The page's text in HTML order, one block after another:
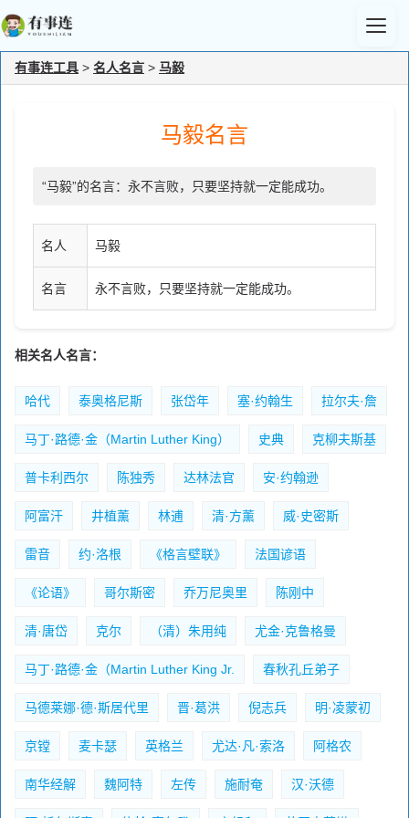
有事连工具 > 名人名言 > 马毅
马毅名言
“马毅”的名言：永不言败，只要坚持就一定能成功。
名人 马毅
名言 永不言败，只要坚持就一定能成功。
相关名人名言：
哈代 泰奥格尼斯 张岱年 塞·约翰生 拉尔夫·詹
马丁·路德·金（Martin Luther King） 史典 克柳夫斯基
普卡利西尔 陈独秀 达林法官 安·约翰逊
阿富汗 井植薰 林逋 清·方薰 威·史密斯
雷音 约·洛根 《格言壁联》 法国谚语
《论语》 哥尔斯密 乔万尼奥里 陈刚中
清·唐岱 克尔 （清）朱用纯 尤金·克鲁格曼
马丁·路德·金（Martin Luther King Jr. 春秋孔丘弟子
马德莱娜·德·斯居代里 晋·葛洪 倪志兵 明·凌蒙初
京镗 麦卡瑟 英格兰 尤达·凡·索洛 阿格农
南华经解 魏阿特 左传 施耐奄 汉·沃德